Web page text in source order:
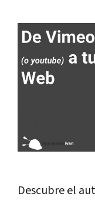
Descubre el